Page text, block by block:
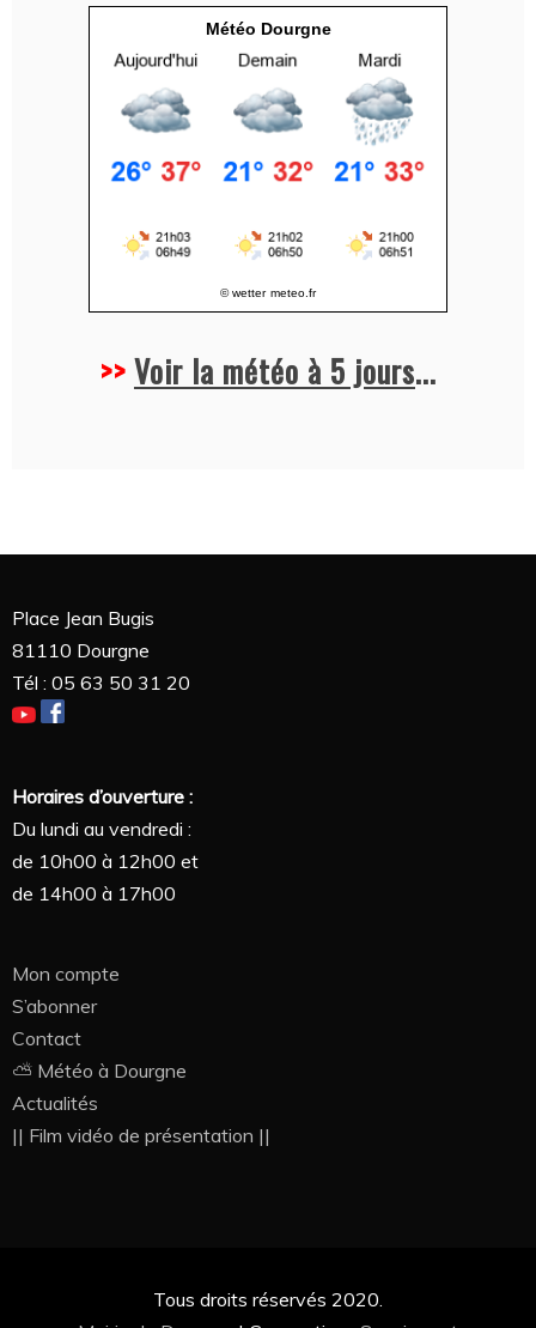
Météo Dourgne
© wetter meteo.fr
>>Voir la météo à 5 jours...
Place Jean Bugis
81110 Dourgne
Tél : 05 63 50 31 20
Horaires d’ouverture :
Du lundi au vendredi :
de 10h00 à 12h00 et
de 14h00 à 17h00
Mon compte
S’abonner
Contact
⛅ Météo à Dourgne
Actualités
|| Film vidéo de présentation ||
Tous droits réservés 2020.